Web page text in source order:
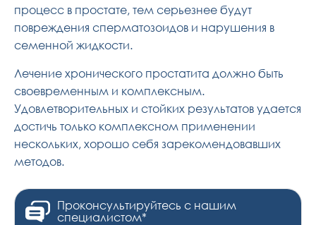
процесс в простате, тем серьезнее будут
повреждения сперматозоидов и нарушения в
семенной жидкости.
Лечение хронического простатита должно быть
своевременным и комплексным.
Удовлетворительных и стойких результатов удается
достичь только комплексном применении
нескольких, хорошо себя зарекомендовавших
методов.
Проконсультируйтесь с нашим
специалистом*